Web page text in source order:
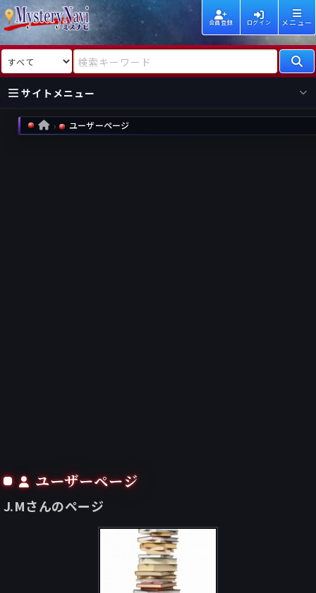
会員登録 ログイン メニュー
検索対象 検索キーワード
サイトメニュー
国内
海外
HOME ユーザーページ
ユーザーページ
J.Mさんのページ